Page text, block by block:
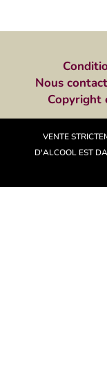
Nous
Copyright
VENTE
D'ALCOOL EST